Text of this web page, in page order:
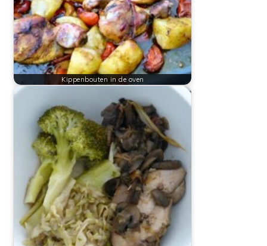
Kippenbouten in de oven